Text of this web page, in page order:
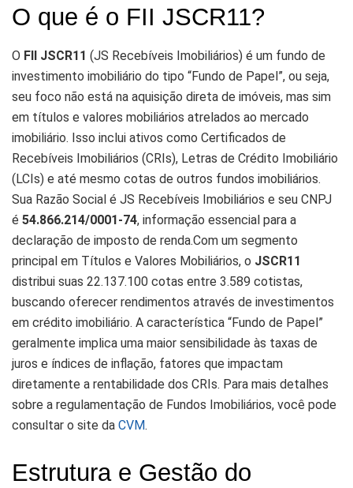
O que é o FII JSCR11?
O FII JSCR11 (JS Recebíveis Imobiliários) é um fundo de
investimento imobiliário do tipo “Fundo de Papel”, ou seja,
seu foco não está na aquisição direta de imóveis, mas sim
em títulos e valores mobiliários atrelados ao mercado
imobiliário. Isso inclui ativos como Certificados de
Recebíveis Imobiliários (CRIs), Letras de Crédito Imobiliário
(LCIs) e até mesmo cotas de outros fundos imobiliários.
Sua Razão Social é JS Recebíveis Imobiliários e seu CNPJ
é 54.866.214/0001-74, informação essencial para a
declaração de imposto de renda.Com um segmento
principal em Títulos e Valores Mobiliários, o JSCR11
distribui suas 22.137.100 cotas entre 3.589 cotistas,
buscando oferecer rendimentos através de investimentos
em crédito imobiliário. A característica “Fundo de Papel”
geralmente implica uma maior sensibilidade às taxas de
juros e índices de inflação, fatores que impactam
diretamente a rentabilidade dos CRIs. Para mais detalhes
sobre a regulamentação de Fundos Imobiliários, você pode
consultar o site da CVM.
Estrutura e Gestão do